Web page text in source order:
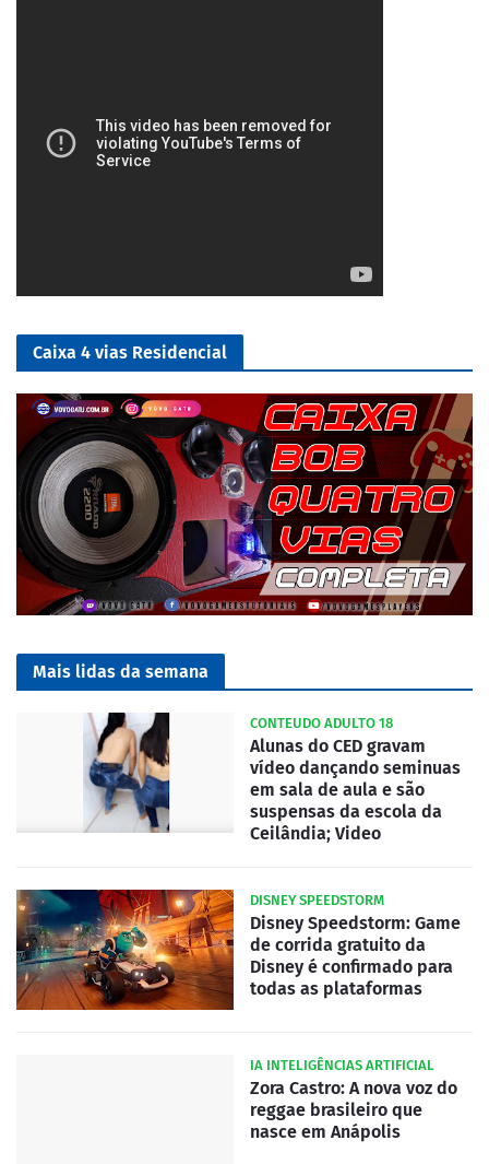
Caixa 4 vias Residencial
Mais lidas da semana
CONTEUDO ADULTO 18
Alunas do CED gravam
vídeo dançando seminuas
em sala de aula e são
suspensas da escola da
Ceilândia; Video
DISNEY SPEEDSTORM
Disney Speedstorm: Game
de corrida gratuito da
Disney é confirmado para
todas as plataformas
IA INTELIGÊNCIAS ARTIFICIAL
Zora Castro: A nova voz do
reggae brasileiro que
nasce em Anápolis